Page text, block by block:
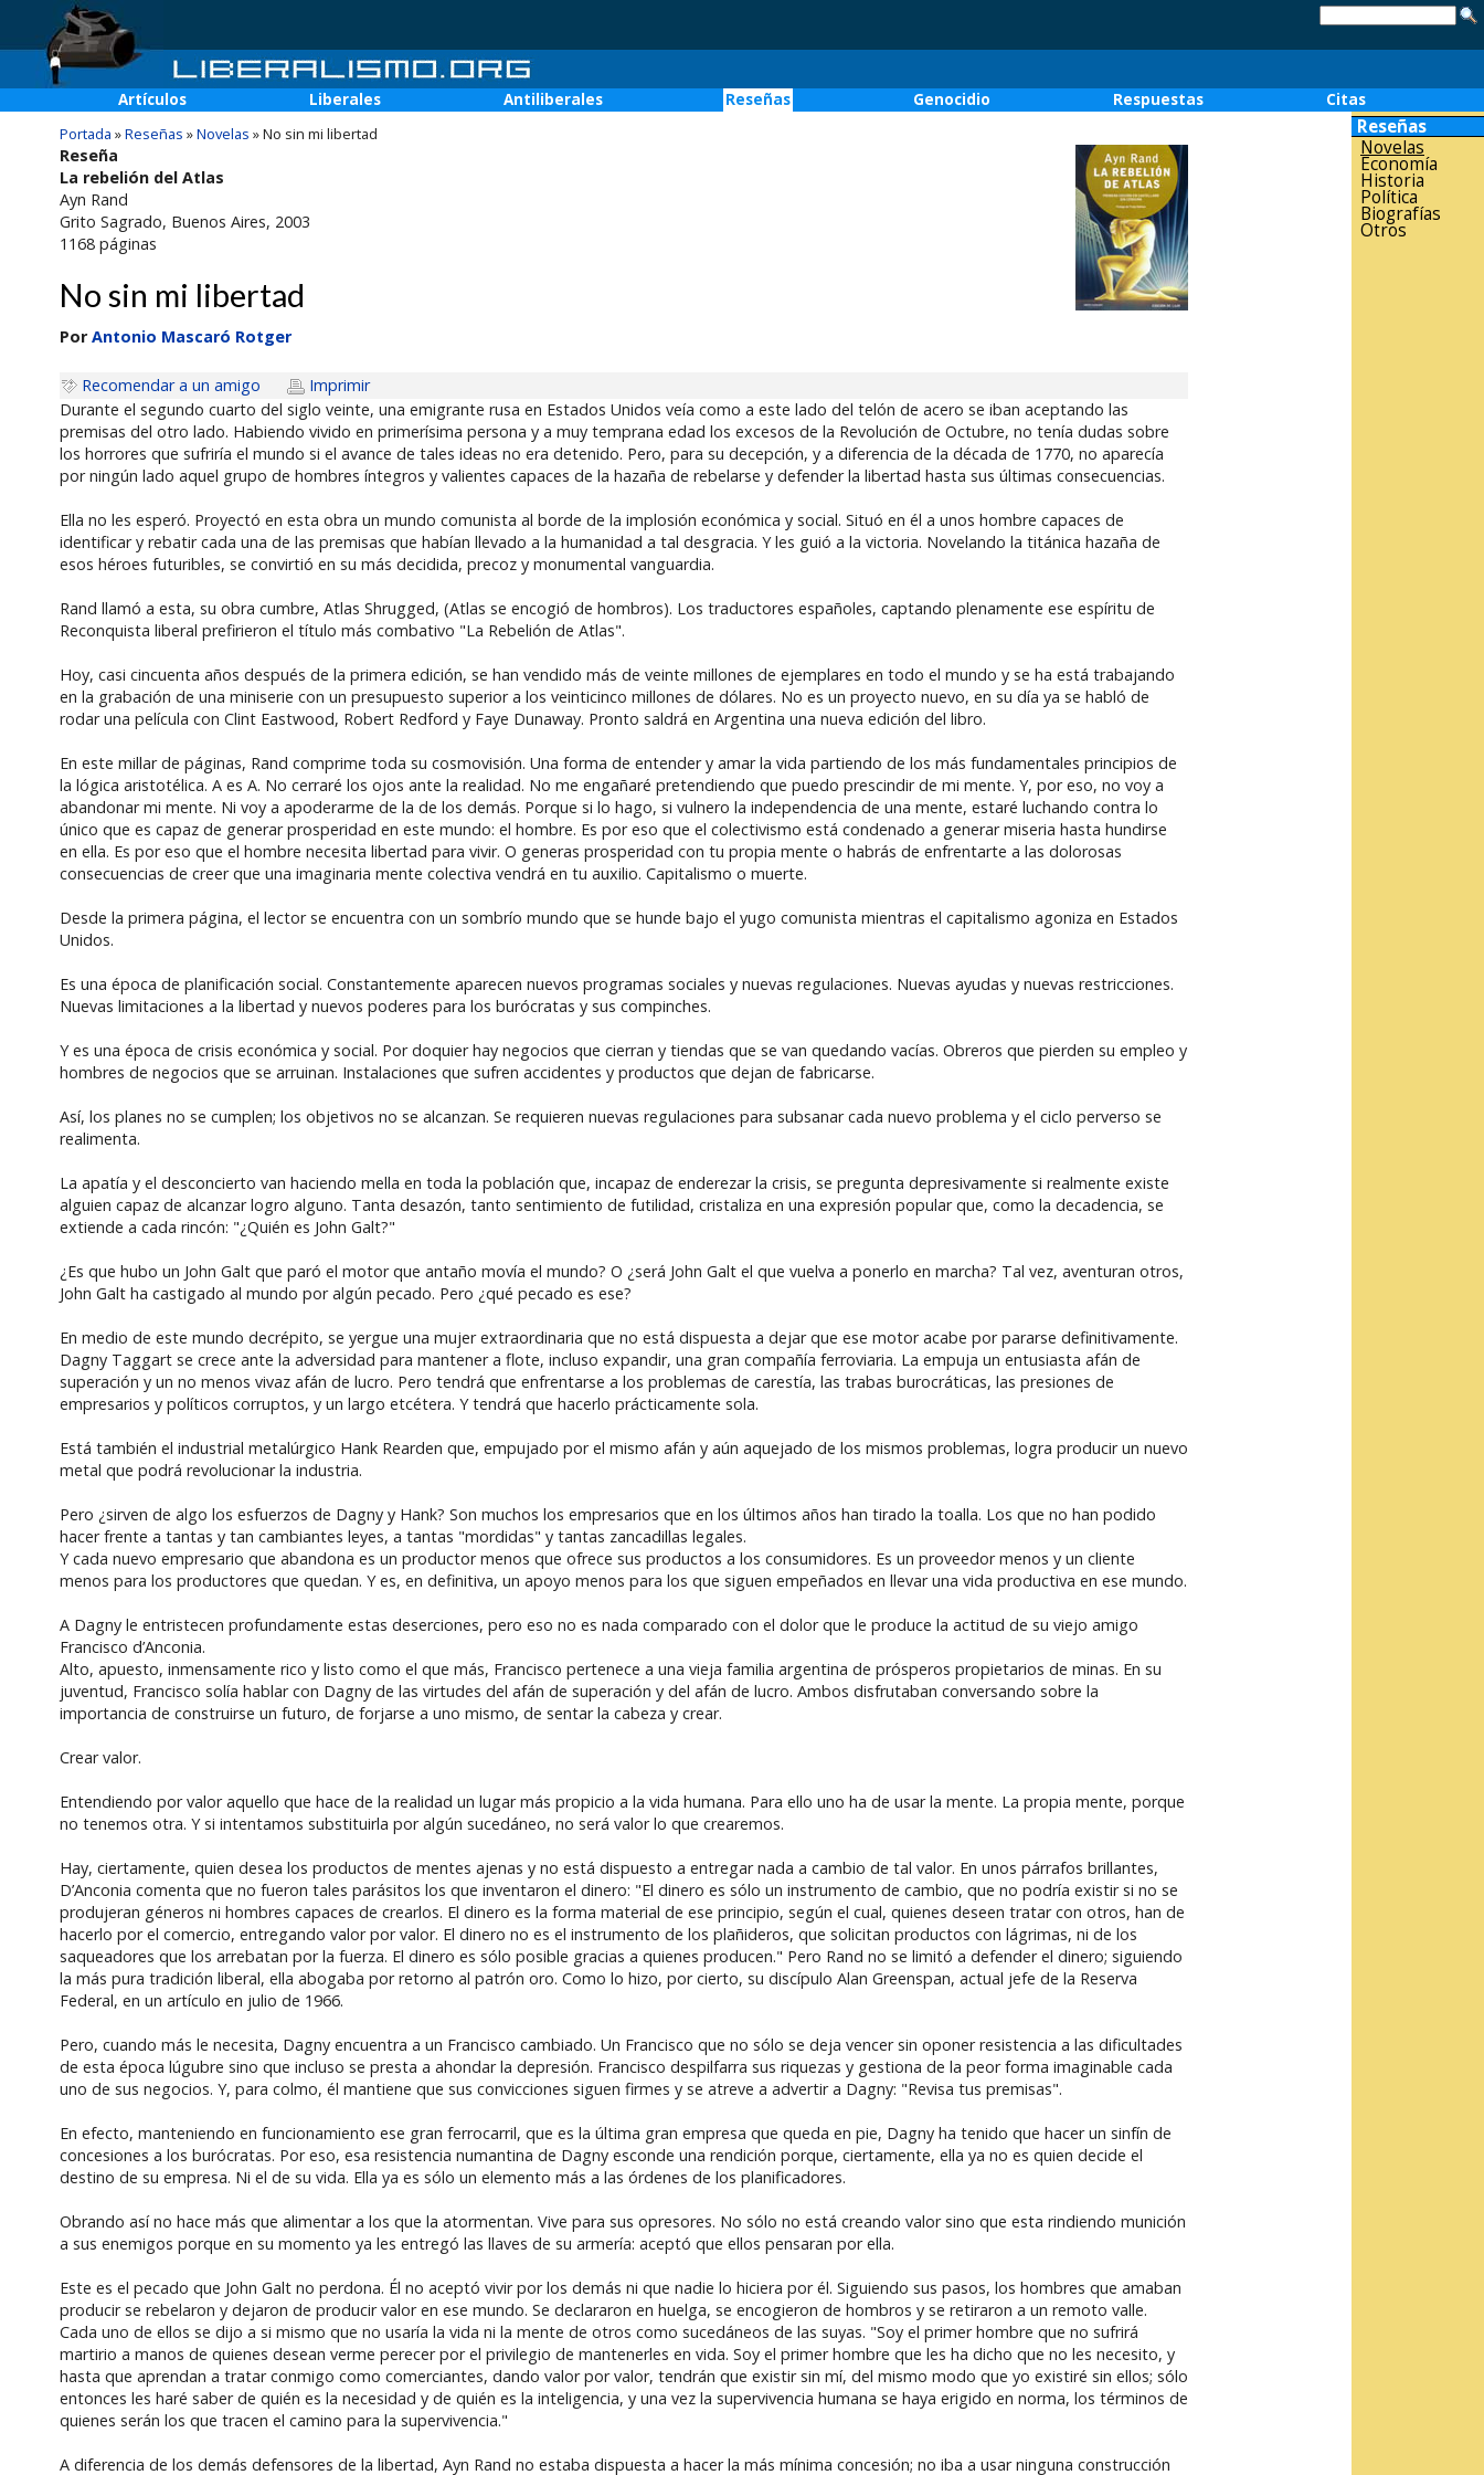
Artículos Liberales Antiliberales Reseñas Genocidio Respuestas
Citas
Portada »Reseñas »Novelas »No sin mi libertad
Reseña
La rebelión del Atlas
Ayn Rand
Grito Sagrado, Buenos Aires, 2003
1168páginas
No sin mi libertad
PorAntonio Mascaró Rotger
Recomendar a un amigo
Imprimir
Durante el segundo cuarto del siglo veinte, una emigrante rusa en Estados Unidos veía como a este lado del telón de acero se iban aceptando las
premisas del otro lado. Habiendo vivido en primerísima persona y a muy temprana edad los excesos de la Revolución de Octubre, no tenía dudas sobre
los horrores que sufriría el mundo si el avance de tales ideas no era detenido. Pero, para su decepción, y a diferencia de la década de 1770, no aparecía
por ningún lado aquel grupo de hombres íntegros y valientes capaces de la hazaña de rebelarse y defender la libertad hasta sus últimas consecuencias.
Ella no les esperó. Proyectó en esta obra un mundo comunista al borde de la implosión económica y social. Situó en él a unos hombre capaces de
identificar y rebatir cada una de las premisas que habían llevado a la humanidad a tal desgracia. Y les guió a la victoria. Novelando la titánica hazaña de
esos héroes futuribles, se convirtió en su más decidida, precoz y monumental vanguardia.
Rand llamó a esta, su obra cumbre, Atlas Shrugged, (Atlas se encogió de hombros). Los traductores españoles, captando plenamente ese espíritu de
Reconquista liberal prefirieron el título más combativo "La Rebelión de Atlas".
Hoy, casi cincuenta años después de la primera edición, se han vendido más de veinte millones de ejemplares en todo el mundo y se ha está trabajando
en la grabación de una miniserie con un presupuesto superior a los veinticinco millones de dólares. No es un proyecto nuevo, en su día ya se habló de
rodar una película con Clint Eastwood, Robert Redford y Faye Dunaway. Pronto saldrá en Argentina una nueva edición del libro.
En este millar de páginas, Rand comprime toda su cosmovisión. Una forma de entender y amar la vida partiendo de los más fundamentales principios de
la lógica aristotélica. A es A. No cerraré los ojos ante la realidad. No me engañaré pretendiendo que puedo prescindir de mi mente. Y, por eso, no voy a
abandonar mi mente. Ni voy a apoderarme de la de los demás. Porque si lo hago, si vulnero la independencia de una mente, estaré luchando contra lo
único que es capaz de generar prosperidad en este mundo: el hombre. Es por eso que el colectivismo está condenado a generar miseria hasta hundirse
en ella. Es por eso que el hombre necesita libertad para vivir. O generas prosperidad con tu propia mente o habrás de enfrentarte a las dolorosas
consecuencias de creer que una imaginaria mente colectiva vendrá en tu auxilio. Capitalismo o muerte.
Desde la primera página, el lector se encuentra con un sombrío mundo que se hunde bajo el yugo comunista mientras el capitalismo agoniza en Estados
Unidos.
Es una época de planificación social. Constantemente aparecen nuevos programas sociales y nuevas regulaciones. Nuevas ayudas y nuevas restricciones.
Nuevas limitaciones a la libertad y nuevos poderes para los burócratas y sus compinches.
Y es una época de crisis económica y social. Por doquier hay negocios que cierran y tiendas que se van quedando vacías. Obreros que pierden su empleo y
hombres de negocios que se arruinan. Instalaciones que sufren accidentes y productos que dejan de fabricarse.
Así, los planes no se cumplen; los objetivos no se alcanzan. Se requieren nuevas regulaciones para subsanar cada nuevo problema y el ciclo perverso se
realimenta.
La apatía y el desconcierto van haciendo mella en toda la población que, incapaz de enderezar la crisis, se pregunta depresivamente si realmente existe
alguien capaz de alcanzar logro alguno. Tanta desazón, tanto sentimiento de futilidad, cristaliza en una expresión popular que, como la decadencia, se
extiende a cada rincón: "¿Quién es John Galt?"
¿Es que hubo un John Galt que paró el motor que antaño movía el mundo? O ¿será John Galt el que vuelva a ponerlo en marcha? Tal vez, aventuran otros,
John Galt ha castigado al mundo por algún pecado. Pero ¿qué pecado es ese?
En medio de este mundo decrépito, se yergue una mujer extraordinaria que no está dispuesta a dejar que ese motor acabe por pararse definitivamente.
Dagny Taggart se crece ante la adversidad para mantener a flote, incluso expandir, una gran compañía ferroviaria. La empuja un entusiasta afán de
superación y un no menos vivaz afán de lucro. Pero tendrá que enfrentarse a los problemas de carestía, las trabas burocráticas, las presiones de
empresarios y políticos corruptos, y un largo etcétera. Y tendrá que hacerlo prácticamente sola.
Está también el industrial metalúrgico Hank Rearden que, empujado por el mismo afán y aún aquejado de los mismos problemas, logra producir un nuevo
metal que podrá revolucionar la industria.
Pero ¿sirven de algo los esfuerzos de Dagny y Hank? Son muchos los empresarios que en los últimos años han tirado la toalla. Los que no han podido
hacer frente a tantas y tan cambiantes leyes, a tantas "mordidas" y tantas zancadillas legales.
Y cada nuevo empresario que abandona es un productor menos que ofrece sus productos a los consumidores. Es un proveedor menos y un cliente
menos para los productores que quedan. Y es, en definitiva, un apoyo menos para los que siguen empeñados en llevar una vida productiva en ese mundo.
A Dagny le entristecen profundamente estas deserciones, pero eso no es nada comparado con el dolor que le produce la actitud de su viejo amigo
Francisco d’Anconia.
Alto, apuesto, inmensamente rico y listo como el que más, Francisco pertenece a una vieja familia argentina de prósperos propietarios de minas. En su
juventud, Francisco solía hablar con Dagny de las virtudes del afán de superación y del afán de lucro. Ambos disfrutaban conversando sobre la
importancia de construirse un futuro, de forjarse a uno mismo, de sentar la cabeza y crear.
Crear valor.
Entendiendo por valor aquello que hace de la realidad un lugar más propicio a la vida humana. Para ello uno ha de usar la mente. La propia mente, porque
no tenemos otra. Y si intentamos substituirla por algún sucedáneo, no será valor lo que crearemos.
Hay, ciertamente, quien desea los productos de mentes ajenas y no está dispuesto a entregar nada a cambio de tal valor. En unos párrafos brillantes,
D’Anconia comenta que no fueron tales parásitos los que inventaron el dinero: "El dinero es sólo un instrumento de cambio, que no podría existir si no se
produjeran géneros ni hombres capaces de crearlos. El dinero es la forma material de ese principio, según el cual, quienes deseen tratar con otros, han de
hacerlo por el comercio, entregando valor por valor. El dinero no es el instrumento de los plañideros, que solicitan productos con lágrimas, ni de los
saqueadores que los arrebatan por la fuerza. El dinero es sólo posible gracias a quienes producen." Pero Rand no se limitó a defender el dinero; siguiendo
la más pura tradición liberal, ella abogaba por retorno al patrón oro. Como lo hizo, por cierto, su discípulo Alan Greenspan, actual jefe de la Reserva
Federal, en un artículo en julio de 1966.
Pero, cuando más le necesita, Dagny encuentra a un Francisco cambiado. Un Francisco que no sólo se deja vencer sin oponer resistencia a las dificultades
de esta época lúgubre sino que incluso se presta a ahondar la depresión. Francisco despilfarra sus riquezas y gestiona de la peor forma imaginable cada
uno de sus negocios. Y, para colmo, él mantiene que sus convicciones siguen firmes y se atreve a advertir a Dagny: "Revisa tus premisas".
En efecto, manteniendo en funcionamiento ese gran ferrocarril, que es la última gran empresa que queda en pie, Dagny ha tenido que hacer un sinfín de
concesiones a los burócratas. Por eso, esa resistencia numantina de Dagny esconde una rendición porque, ciertamente, ella ya no es quien decide el
destino de su empresa. Ni el de su vida. Ella ya es sólo un elemento más a las órdenes de los planificadores.
Obrando así no hace más que alimentar a los que la atormentan. Vive para sus opresores. No sólo no está creando valor sino que esta rindiendo munición
a sus enemigos porque en su momento ya les entregó las llaves de su armería: aceptó que ellos pensaran por ella.
Este es el pecado que John Galt no perdona. Él no aceptó vivir por los demás ni que nadie lo hiciera por él. Siguiendo sus pasos, los hombres que amaban
producir se rebelaron y dejaron de producir valor en ese mundo. Se declararon en huelga, se encogieron de hombros y se retiraron a un remoto valle.
Cada uno de ellos se dijo a si mismo que no usaría la vida ni la mente de otros como sucedáneos de las suyas. "Soy el primer hombre que no sufrirá
martirio a manos de quienes desean verme perecer por el privilegio de mantenerles en vida. Soy el primer hombre que les ha dicho que no les necesito, y
hasta que aprendan a tratar conmigo como comerciantes, dando valor por valor, tendrán que existir sin mí, del mismo modo que yo existiré sin ellos; sólo
entonces les haré saber de quién es la necesidad y de quién es la inteligencia, y una vez la supervivencia humana se haya erigido en norma, los términos de
quienes serán los que tracen el camino para la supervivencia."
A diferencia de los demás defensores de la libertad, Ayn Rand no estaba dispuesta a hacer la más mínima concesión; no iba a usar ninguna construcción
Reseñas
Novelas
Economía
Historia
Política
Biografías
Otros